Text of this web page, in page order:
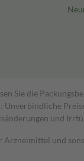
Sie die
und
Arzneimittel und